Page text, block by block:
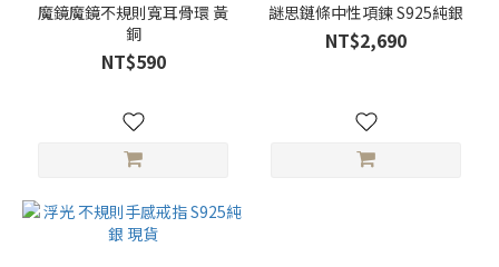
魔鏡魔鏡不規則寬耳骨環 黃
銅
NT$590
謎思鏈條中性項鍊 S925純銀
NT$2,690